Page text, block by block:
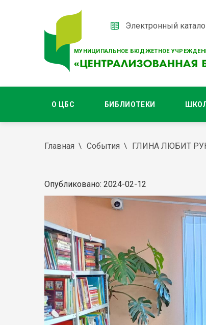
МУНИЦИПАЛЬНОЕ БЮДЖЕТНОЕ
Электронный
О ЦБС БИБЛИОТЕКИ
Главная События ГЛИНА ЛЮБИТ
Опубликовано: 2024-02-12